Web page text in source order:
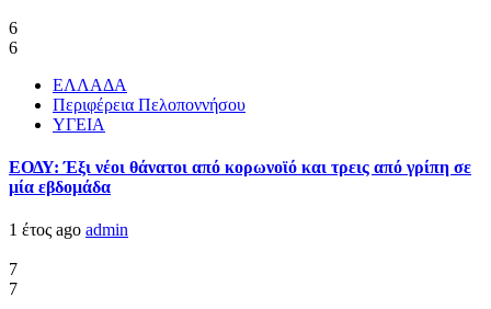
6
6
ΕΛΛΑΔΑ
Περιφέρεια Πελοποννήσου
ΥΓΕΙΑ
ΕΟΔΥ: Έξι νέοι θάνατοι από κορωνοϊό και τρεις από γρίπη σε
μία εβδομάδα
1 έτος ago admin
7
7